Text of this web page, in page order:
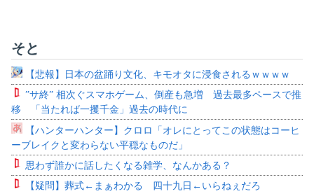
そと
【悲報】日本の盆踊り文化、キモオタに浸食されるｗｗｗｗ
”サ終” 相次ぐスマホゲーム、倒産も急増 過去最多ペースで推
移 「当たれば一攫千金」過去の時代に
【ハンターハンター】クロロ「オレにとってこの状態はコーヒ
ーブレイクと変わらない平穏なものだ」
思わず誰かに話したくなる雑学、なんかある？
【疑問】葬式←まぁわかる 四十九日←いらねぇだろ